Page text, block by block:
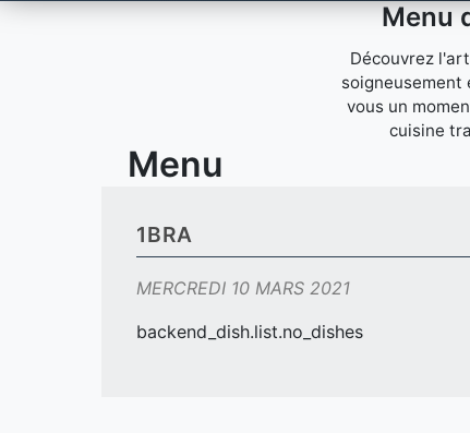
Menu
Découvrez
soigneusement
vous un
cuisine
Menu
1BRA
MERCREDI 10 MARS 2021
backend_dish.list.no_dishes